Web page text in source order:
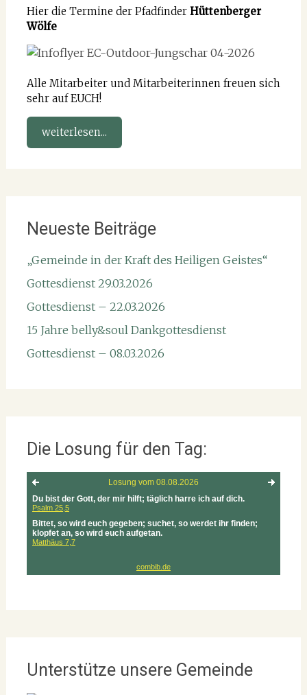
Hier die Termine der Pfadfinder Hüttenberger
Wölfe
Alle Mitarbeiter und Mitarbeiterinnen freuen sich
sehr auf EUCH!
weiterlesen...
Neueste Beiträge
„Gemeinde in der Kraft des Heiligen Geistes“
Gottesdienst 29.03.2026
Gottesdienst – 22.03.2026
15 Jahre belly&soul Dankgottesdienst
Gottesdienst – 08.03.2026
Die Losung für den Tag:
Unterstütze unsere Gemeinde